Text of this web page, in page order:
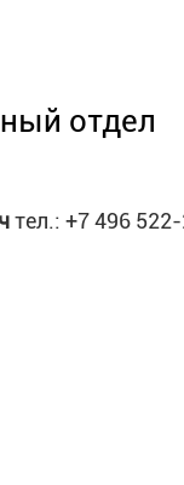
отдел
тел.: +7 496